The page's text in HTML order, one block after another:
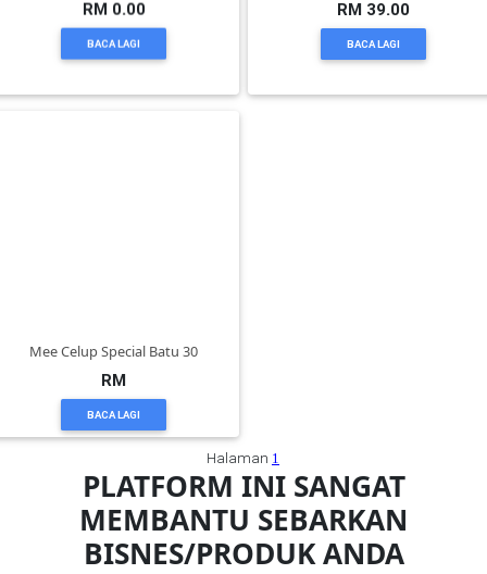
RM 0.00
BACA LAGI
RM 39.00
BACA LAGI
RM
Halaman 1
PLATFORM INI SANGAT
MEMBANTU SEBARKAN
BISNES/PRODUK ANDA